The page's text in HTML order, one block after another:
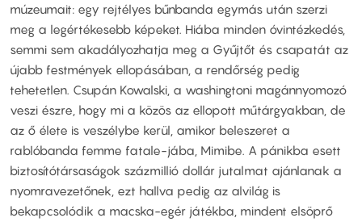
múzeumait: egy rejtélyes bűnbanda egymás után szerzi
meg a legértékesebb képeket. Hiába minden óvintézkedés,
semmi sem akadályozhatja meg a Gyűjtőt és csapatát az
újabb festmények ellopásában, a rendőrség pedig
tehetetlen. Csupán Kowalski, a washingtoni magánnyomozó
veszi észre, hogy mi a közös az ellopott műtárgyakban, de
az ő élete is veszélybe kerül, amikor beleszeret a
rablóbanda femme fatale-jába, Mimibe. A pánikba esett
biztosítótársaságok százmillió dollár jutalmat ajánlanak a
nyomravezetőnek, ezt hallva pedig az alvilág is
bekapcsolódik a macska-egér játékba, mindent elsöprő